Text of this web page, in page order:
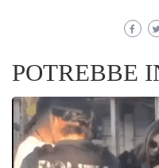
POTREBBE